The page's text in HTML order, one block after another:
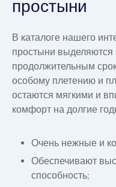
простыни
В каталоге нашего
простыни выделяются
продолжительным
особому плетению и
остаются мягкими и
комфорт на долгие
Очень нежные и
Обеспечивают
способность;